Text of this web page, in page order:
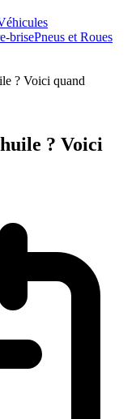
brisePneus et Roues
? Voici quand
? Voici